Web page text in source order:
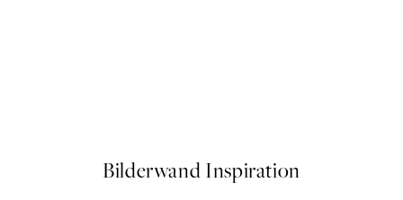
Bilderwand Inspiration